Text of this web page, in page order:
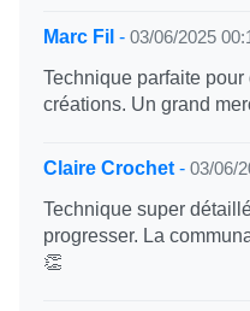
Marc Fil - 03/06/2025
Technique parfaite
créations. Un grand
Claire Crochet - 03/06/
Technique super
progresser. La
👏